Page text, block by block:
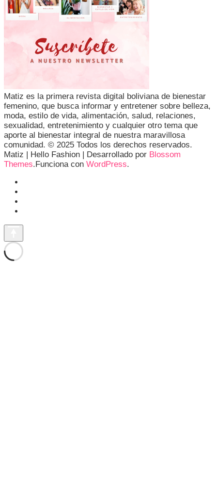
Matiz es la primera revista digital boliviana de bienestar
femenino, que busca informar y entretener sobre belleza,
moda, estilo de vida, alimentación, salud, relaciones,
sexualidad, entretenimiento y cualquier otro tema que
aporte al bienestar integral de nuestra maravillosa
comunidad. © 2025 Todos los derechos reservados.
Matiz | Hello Fashion | Desarrollado por Blossom
Themes.Funciona con WordPress.